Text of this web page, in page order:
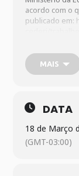
acordo com o
publicado em:
vez, por igual
MAIS
DATA
18 de Março
(GMT-03:00)